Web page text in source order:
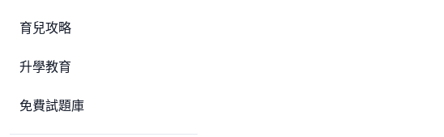
育兒攻略
升學教育
免費試題庫